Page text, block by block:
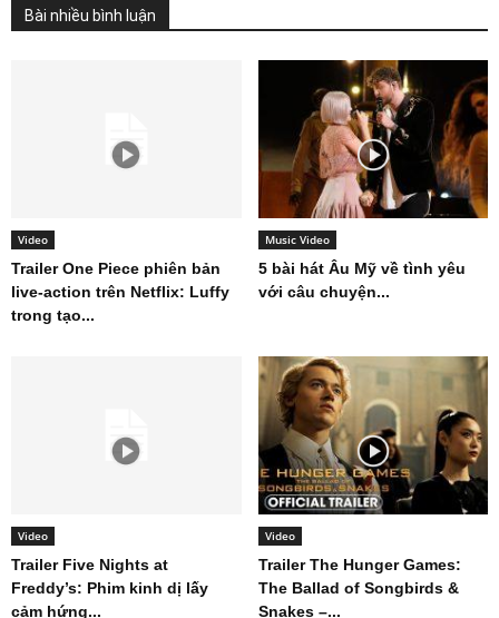
Bài nhiều bình luận
Video
Trailer One Piece phiên bản
live-action trên Netflix: Luffy
trong tạo...
Music Video
5 bài hát Âu Mỹ về tình yêu
với câu chuyện...
Video
Trailer Five Nights at
Freddy’s: Phim kinh dị lấy
cảm hứng...
Video
Trailer The Hunger Games:
The Ballad of Songbirds &
Snakes –...